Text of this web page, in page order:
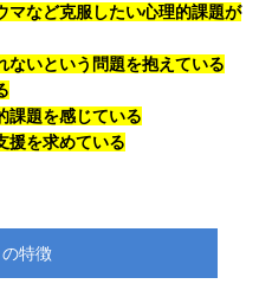
マなど克服したい心理的課題が
ないという問題を抱えている
課題を感じている
援を求めている
の特徴